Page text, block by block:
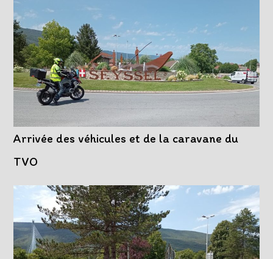
Arrivée des véhicules et de la caravane du
TVO